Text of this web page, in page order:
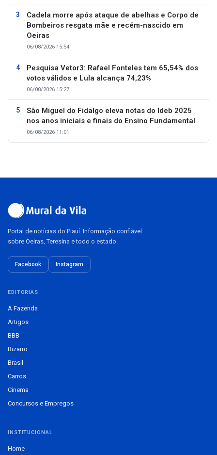
Cadela morre após ataque de abelhas e Corpo de
Bombeiros resgata mãe e recém-nascido em
Oeiras
06/08/2026 15:54
Pesquisa Vetor3: Rafael Fonteles tem 65,54% dos
votos válidos e Lula alcança 74,23%
06/08/2026 15:27
São Miguel do Fidalgo eleva notas do Ideb 2025
nos anos iniciais e finais do Ensino Fundamental
06/08/2026 11:01
Portal de notícias do Piauí. Informação confiável
sobre Oeiras, Teresina e todo o estado.
Facebook Instagram
EDITORIAS
A Fazenda
Artigos
BBB
Bizarro
Brasil
Carros
Cinema
Concursos e Empregos
INSTITUCIONAL
Home